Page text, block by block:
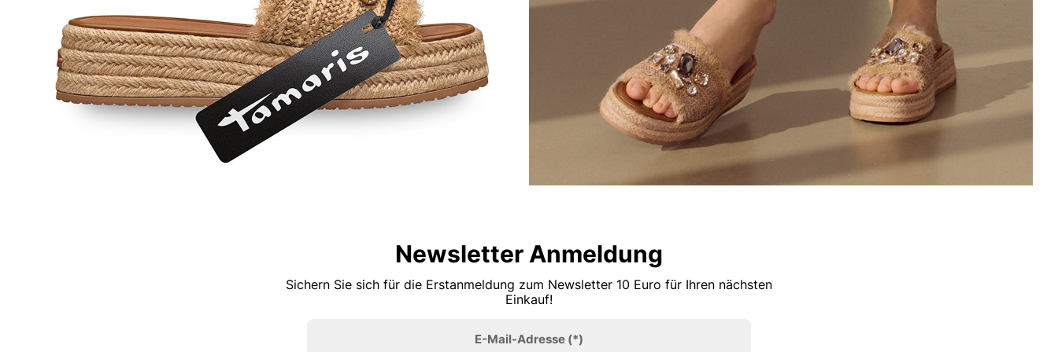
Newsletter Anmeldung
Sichern Sie sich für die Erstanmeldung zum Newsletter 10 Euro für Ihren nächsten
Einkauf!
E-Mail-Adresse(*)